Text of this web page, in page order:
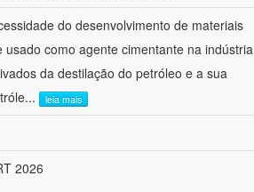
do desenvolvimento de materiais
como agente cimentante na indústria
da destilação do petróleo e a sua
... leia mais
2026